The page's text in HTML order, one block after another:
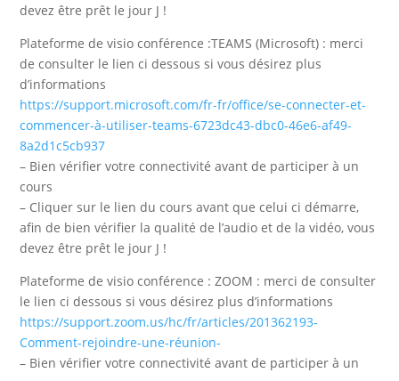
devez être prêt le jour J !
Plateforme de visio conférence :TEAMS (Microsoft) : merci
de consulter le lien ci dessous si vous désirez plus
d’informations
https://support.microsoft.com/fr-fr/office/se-connecter-et-
commencer-à-utiliser-teams-6723dc43-dbc0-46e6-af49-
8a2d1c5cb937
– Bien vérifier votre connectivité avant de participer à un
cours
– Cliquer sur le lien du cours avant que celui ci démarre,
afin de bien vérifier la qualité de l’audio et de la vidéo, vous
devez être prêt le jour J !
Plateforme de visio conférence : ZOOM : merci de consulter
le lien ci dessous si vous désirez plus d’informations
https://support.zoom.us/hc/fr/articles/201362193-
Comment-rejoindre-une-réunion-
– Bien vérifier votre connectivité avant de participer à un